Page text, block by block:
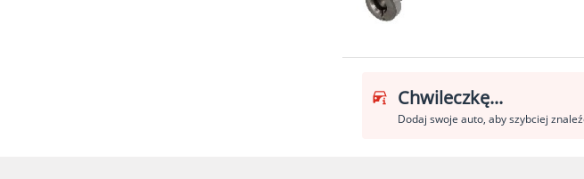
Chwileczkę...
Dodaj swoje auto, aby szybciej